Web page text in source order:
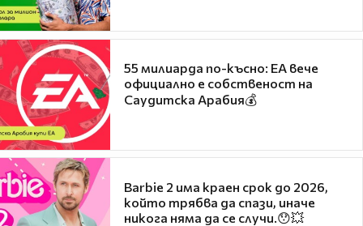
55 милиарда по-късно: EA вече
официално е собственост на
Саудитска Арабия💰
Barbie 2 има краен срок до 2026,
който трябва да спази, иначе
никога няма да се случи.😯💥